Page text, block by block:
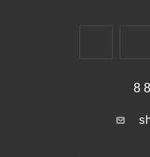
8